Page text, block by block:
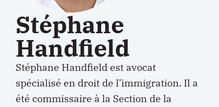
Stéphane
Handfield
Stéphane Handfield est avocat
spécialisé en droit de l’immigration. Il a
été commissaire à la Section de la